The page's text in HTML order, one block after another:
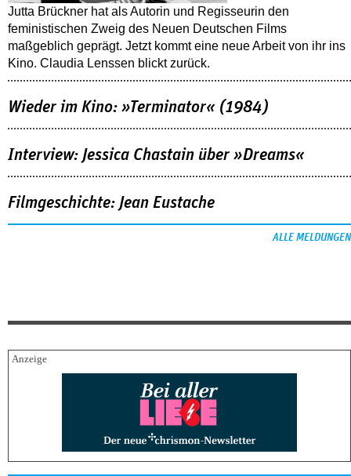
Jutta Brückner hat als Autorin und Regisseurin den
feministischen Zweig des Neuen Deutschen Films
maßgeblich geprägt. Jetzt kommt eine neue Arbeit von ihr ins
Kino. Claudia Lenssen blickt zurück.
Wieder im Kino: »Terminator« (1984)
Interview: Jessica Chastain über »Dreams«
Filmgeschichte: Jean Eustache
ALLE MELDUNGEN